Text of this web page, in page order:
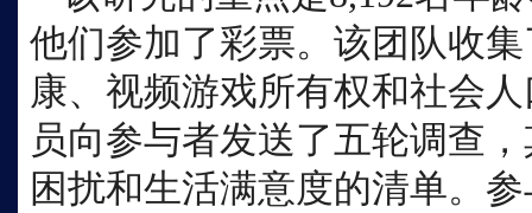
他们参加了彩票。该团队收
康、视频游戏所有权和社会
员向参与者发送了五轮调查
困扰和生活满意度的清单。